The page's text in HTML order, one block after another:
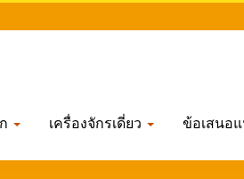
เครื่องจักรเดี่ยว ข้อเสนอ